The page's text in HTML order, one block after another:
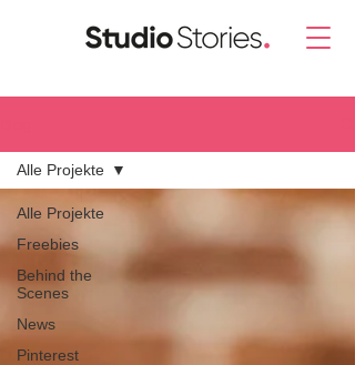
Alle Projekte
Freebies
Behind the
Scenes
News
Pinterest
Alle Projekte